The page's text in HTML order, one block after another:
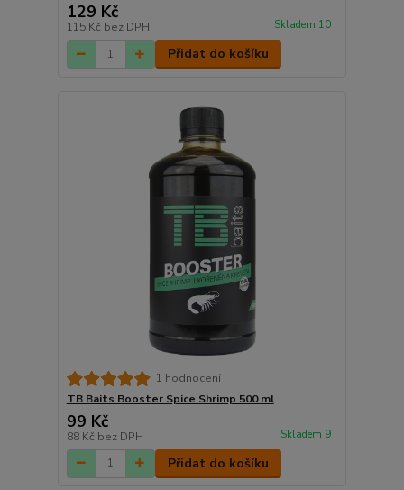
129 Kč
115 Kč bez DPH Skladem 10
Přidat do košíku
1 hodnocení
TB Baits Booster Spice Shrimp 500 ml
99 Kč
88 Kč bez DPH Skladem 9
Přidat do košíku